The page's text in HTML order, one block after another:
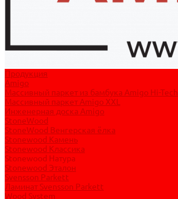
Продукция
Amigo
Массивный паркет из бамбука Amigo Hi-Tech
Массивный паркет Amigo XXL
Инженерная доска Amigo
StoneWood
StoneWood Венгерская ёлка
Stonewood Камень
Stonewood Классика
Stonewood Натура
Stonewood Эталон
Svensson Parkett
Ламинат Svensson Parkett
Wood System